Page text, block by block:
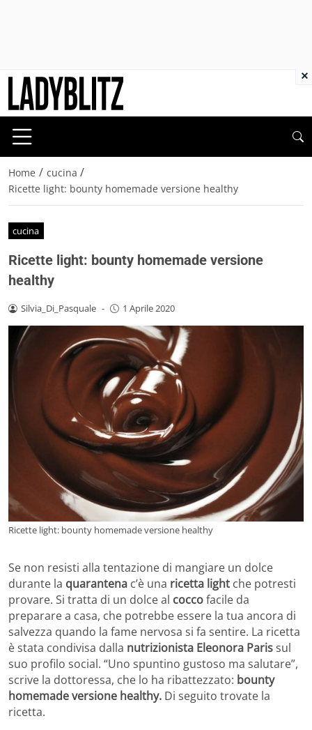
Home / cucina /
Ricette light: bounty homemade versione healthy
cucina
Ricette light: bounty homemade versione
healthy
Silvia_Di_Pasquale - 1 Aprile 2020
Ricette light: bounty homemade versione healthy
Se non resisti alla tentazione di mangiare un dolce
durante la quarantena c’è una ricetta light che potresti
provare. Si tratta di un dolce al coccofacile da
preparare a casa, che potrebbe essere la tua ancora di
salvezza quando la fame nervosa si fa sentire. La ricetta
è stata condivisa dalla nutrizionista Eleonora Parissul
suo profilo social. “Uno spuntino gustoso ma salutare”,
scrive la dottoressa, che lo ha ribattezzato: bounty
homemade versione healthy. Di seguito trovate la
ricetta.
×